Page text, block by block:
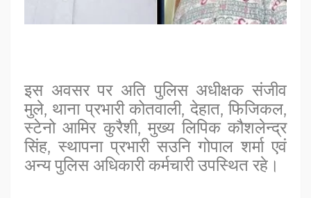
इस अवसर पर अति पुलिस अधीक्षक संजीव
मुले, थाना प्रभारी कोतवाली, देहात, फिजिकल,
स्टेनो आमिर कुरैशी, मुख्य लिपिक कौशलेन्द्र
सिंह, स्थापना प्रभारी सउनि गोपाल शर्मा एवं
अन्य पुलिस अधिकारी कर्मचारी उपस्थित रहे।